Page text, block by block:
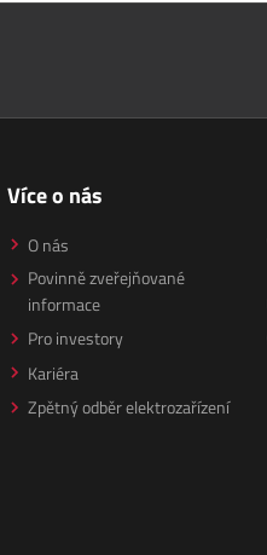
Více o nás
O nás
Povinně zveřejňované
informace
Pro investory
Kariéra
Zpětný odběr elektrozařízení